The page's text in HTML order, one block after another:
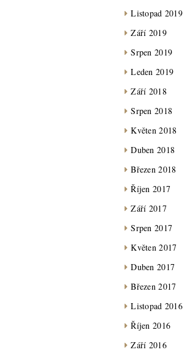
Listopad 2019
Září 2019
Srpen 2019
Leden 2019
Září 2018
Srpen 2018
Květen 2018
Duben 2018
Březen 2018
Říjen 2017
Září 2017
Srpen 2017
Květen 2017
Duben 2017
Březen 2017
Listopad 2016
Říjen 2016
Září 2016